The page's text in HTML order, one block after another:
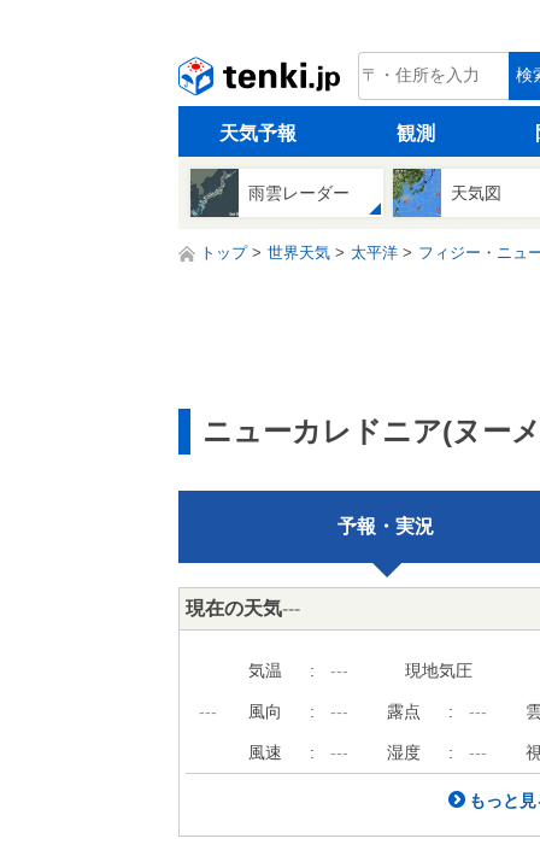
tenki.jp 検
天気予報 観測
雨雲レーダー 天気図
トップ 世界天気 太平洋 フィジー・ニュ
ニューカレドニア(ヌー
予報・実況
現在の天気---
---
気温 : --- 現地気圧
風向 : --- 露点 : ---
風速 : --- 湿度 : ---
もっと